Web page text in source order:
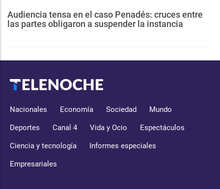
Audiencia tensa en el caso Penadés: cruces entre
las partes obligaron a suspender la instancia
Nacionales Economía Sociedad Mundo
Deportes Canal 4 Vida y Ocio Espectáculos
Ciencia y tecnología Informes especiales
Empresariales